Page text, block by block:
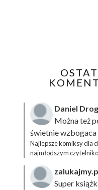
Daniel
Można też
świetnie wzbogaca
Najlepsze komiksy dla
najmłodszym
Super